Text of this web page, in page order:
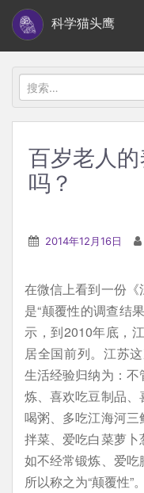
i
科学猫头鹰
搜
索：
百岁老人
吗？
2014年12月16日
在微信上看到一份
是“颠覆性的调查结
示，到2010年底，
居全国前列。江苏
生活经验归纳为：
炼、喜欢吃豆制品
喝粥、多吃江海河
拌菜、爱吃白菜萝
如不经常锻炼、爱吃
所以称之为“颠覆性”。